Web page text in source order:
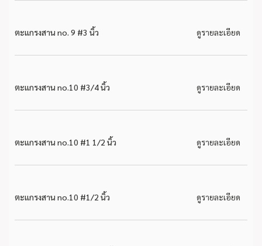
ตะแกรงสาน no. 9 #3 นิ้ว ดูรายละเอียด
ตะแกรงสาน no.10 #3/4 นิ้ว ดูรายละเอียด
ตะแกรงสาน no.10 #1 1/2 นิ้ว ดูรายละเอียด
ตะแกรงสาน no.10 #1/2 นิ้ว ดูรายละเอียด